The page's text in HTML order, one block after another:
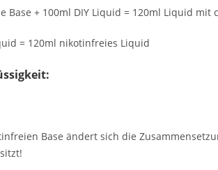
Base + 100ml DIY Liquid = 120ml Liquid mit
= 120ml nikotinfreies Liquid
Base ändert sich die